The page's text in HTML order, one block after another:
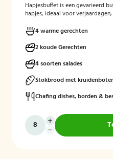
Hapjesbuffet is een gevarieerd
hapjes, ideaal voor
smaakvolle manier om gasten te
kleine gerechten, zonder een
4 warme gerechten
2 koude Gerechten
4 soorten salades
Stokbrood met kruidenboter
Chafing dishes, borden &